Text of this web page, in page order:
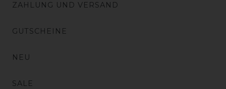
ZAHLUNG UND VERSAND
GUTSCHEINE
NEU
SALE